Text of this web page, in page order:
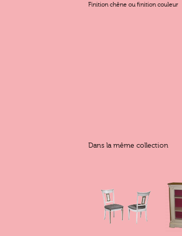
Finition chêne ou finition couleur
Dans la même collection